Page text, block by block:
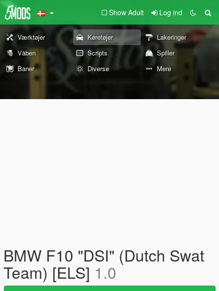
Show Adult Log ind
Værktøjer Køretøjer
Lakeringer
Våben
Scripts
Spiller
Baner
Diverse Mere
BMW F10 "DSI" (Dutch Swat
Team) [ELS] 1.0